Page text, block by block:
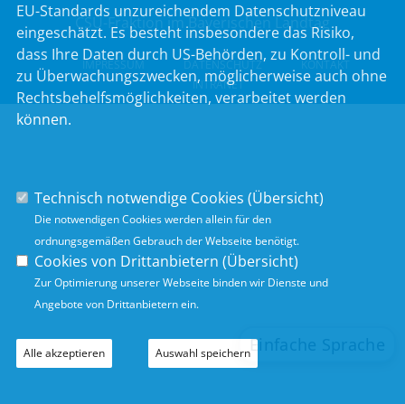
CSU-Fraktion im Bayerischen Landtag
IMPRESSUM DATENSCHUTZ
KONTAKT
INTRANET
EU-Standards unzureichendem Datenschutzniveau
eingeschätzt. Es besteht insbesondere das Risiko,
dass Ihre Daten durch US-Behörden, zu Kontroll- und
zu Überwachungszwecken, möglicherweise auch ohne
Rechtsbehelfsmöglichkeiten, verarbeitet werden
können.
Technisch notwendige Cookies (Übersicht)
Die notwendigen Cookies werden allein für den
ordnungsgemäßen Gebrauch der Webseite benötigt.
Cookies von Drittanbietern (Übersicht)
Zur Optimierung unserer Webseite binden wir Dienste und
Angebote von Drittanbietern ein.
Alle akzeptieren Auswahl speichern